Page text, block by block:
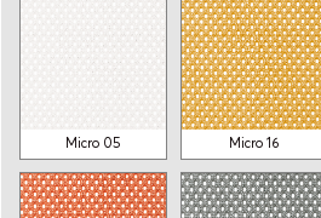
Micro 05 Micro 16
SF73
À partir de
900$
SF75
À partir de
806$